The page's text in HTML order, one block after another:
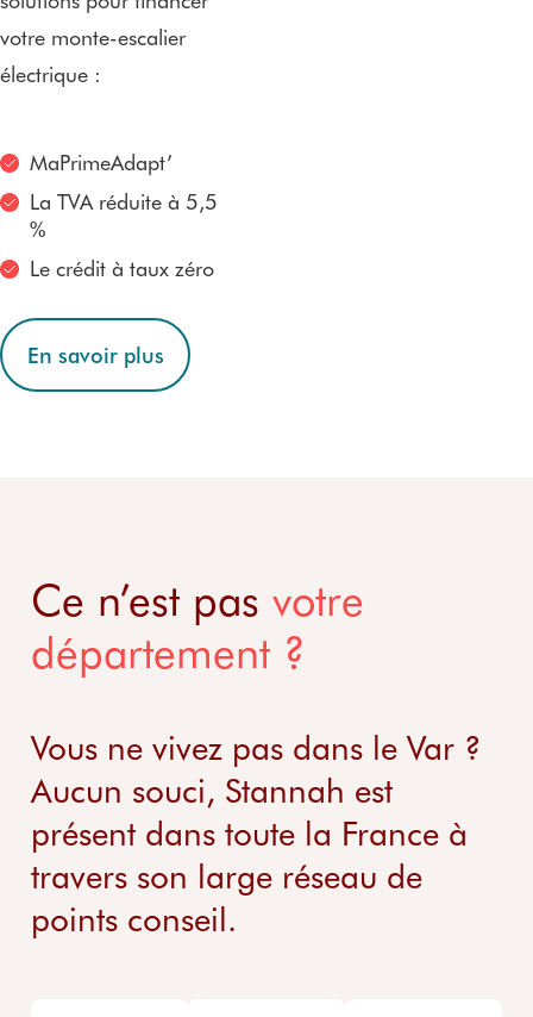
votre monte-escalier
électrique :
MaPrimeAdapt’
La TVA réduite à 5,5
%
Le crédit à taux zéro
En savoir plus
Ce n’est pas votre
département ?
Vous ne vivez pas dans le Var ?
Aucun souci, Stannah est
présent dans toute la France à
travers son large réseau de
points conseil.